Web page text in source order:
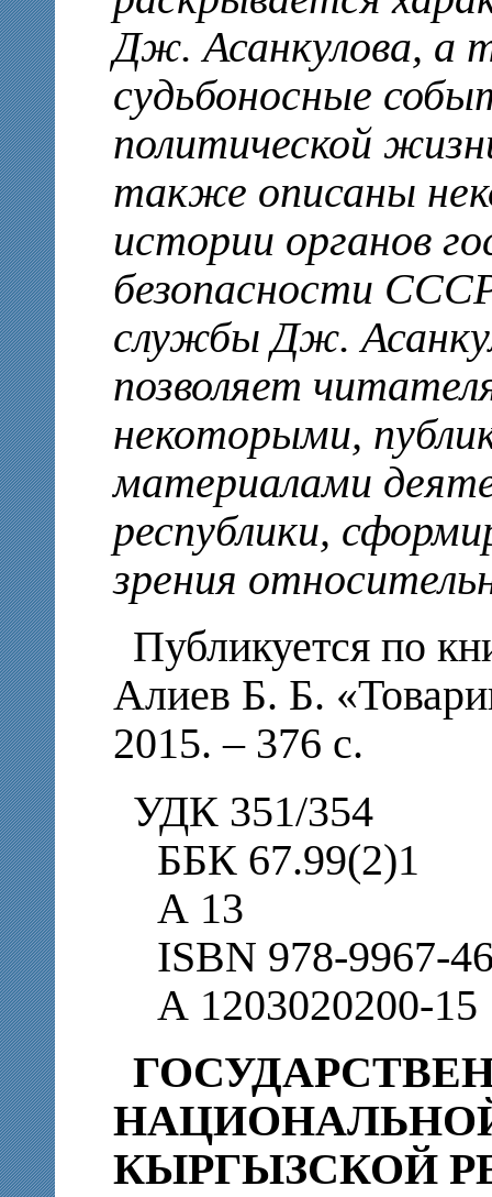
Дж. Асанкулова, а
судьбоносные
политической
также описаны
истории органов
безопасности
службы Дж.
позволяет
некоторыми,
материалами
республики,
зрения
Публикуется по
Алиев Б. Б.
2015. – 376 с.
УДК 351/354
ББК 67.99(2)1
А 13
ISBN 978-9967-
А 1203020200-15
КЫРГЫЗСКОЙ